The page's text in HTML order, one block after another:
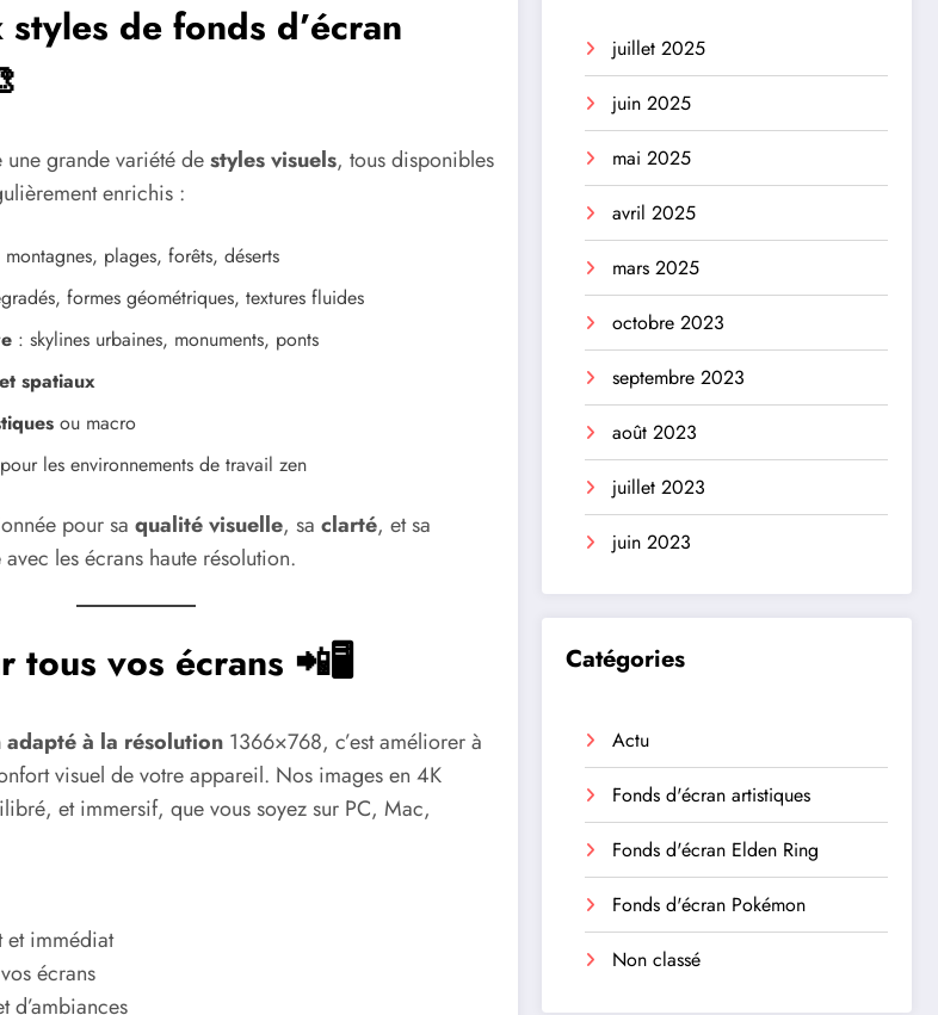
de fonds d’écran
grande variété destyles visuels, tous disponibles
enrichis :
montagnes, plages, forêts, déserts
formes géométriques, textures fluides
: skylines urbaines, monuments, ponts
spatiaux
ou macro
pour les environnements de travail zen
pour sa qualité visuelle, sa clarté, et sa
avec les écrans haute résolution.
tous vos écrans 📲🖥️
adapté à la résolution 1366×768, c’est améliorer à
visuel de votre appareil. Nos images en 4K
et immersif, que vous soyez sur PC, Mac,
et immédiat
écrans
d’ambiances
juillet 2025
juin 2025
mai 2025
avril 2025
mars 2025
octobre 2023
septembre 2023
août 2023
juillet 2023
juin 2023
Catégories
Actu
Fonds d'écran artistiques
Fonds d'écran Elden Ring
Fonds d'écran Pokémon
Non classé